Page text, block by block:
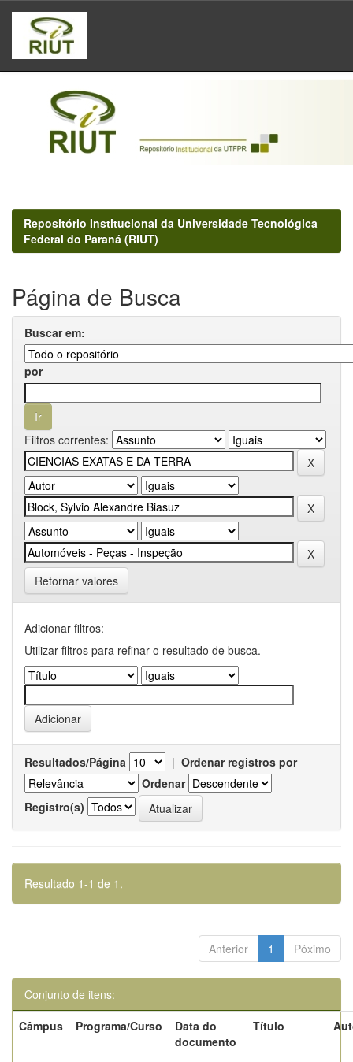
Skip
navigation
Repositório Institucional da Universidade Tecnológica
Federal do Paraná (RIUT)
Página de Busca
Buscar em:
por
Filtros correntes:
Retornar valores
Adicionar filtros:
Utilizar filtros para refinar o resultado de busca.
Resultados/Página | Ordenar registros por
Ordenar
Registro(s)
Resultado 1-1 de 1.
Anterior 1 Póximo
Conjunto de itens:
Câmpus
Programa/Curso
Data do
documento
Título